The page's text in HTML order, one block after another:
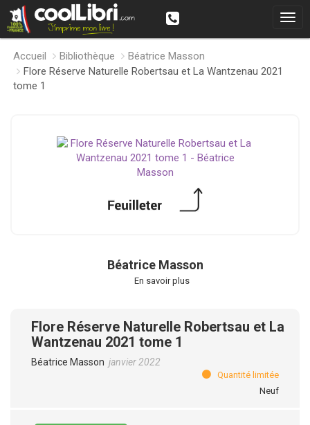
Accueil Bibliothèque
Béatrice Masson
Flore Réserve Naturelle Robertsau et La Wantzenau 2021
tome 1
Béatrice Masson
En savoir plus
Flore Réserve Naturelle Robertsau et La
Wantzenau 2021 tome 1
Béatrice Masson janvier 2022
Quantité limitée
Neuf